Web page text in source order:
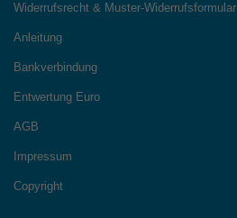
Widerrufsrecht & Muster-Widerrufsformular
Anleitung
Bankverbindung
Entwertung Euro
AGB
Impressum
Copyright